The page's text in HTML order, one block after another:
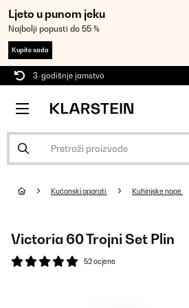
Ljeto u punom jeku
Najbolji popusti do 55 %
Kupite sada
3-godišnje jamstvo
Kućanski aparati Kuhinjske nape
Victoria 60 Trojni Set Plin
52 ocjene